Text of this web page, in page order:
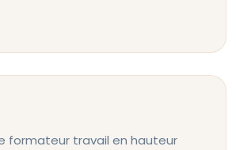
formateur travail en hauteur